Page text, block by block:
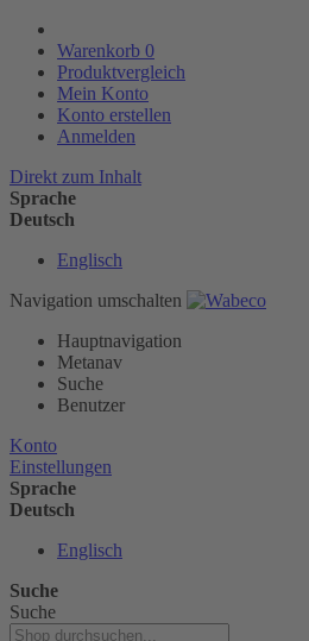
Warenkorb 0
Produktvergleich
Mein Konto
Konto erstellen
Anmelden
Direkt zum Inhalt
Sprache
Deutsch
Englisch
Navigation umschalten
Hauptnavigation
Metanav
Suche
Benutzer
Konto
Einstellungen
Sprache
Deutsch
Englisch
Suche
Suche